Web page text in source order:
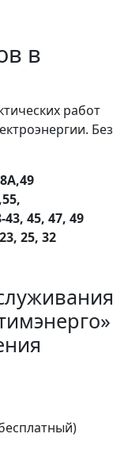
в
работ
Без
45, 47, 49
25, 32